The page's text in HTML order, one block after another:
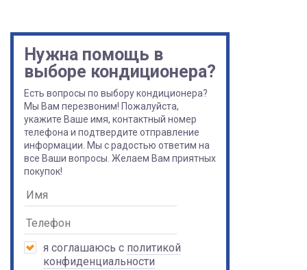
Нужна помощь в
выборе кондиционера?
Есть вопросы по выбору кондиционера?
Мы Вам перезвоним! Пожалуйста,
укажите Ваше имя, контактный номер
телефона и подтвердите отправление
информации. Мы с радостью ответим на
все Ваши вопросы. Желаем Вам приятных
покупок!
я соглашаюсь с политикой
конфиденциальности